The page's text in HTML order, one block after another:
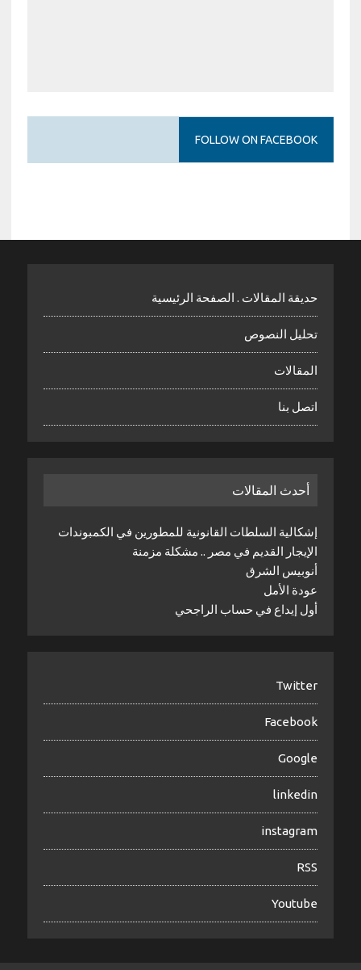
FOLLOW ON FACEBOOK
حديقة المقالات . الصفحة الرئيسية
تحليل النصوص
المقالات
اتصل بنا
أحدث المقالات
إشكالية السلطات القانونية للمطورين في الكمبوندات
الإيجار القديم في مصر .. مشكلة مزمنة
أنوبيس الشرق
عودة الأمل
أول إيداع في حساب الراجحي
Twitter
Facebook
Google
linkedin
instagram
RSS
Youtube